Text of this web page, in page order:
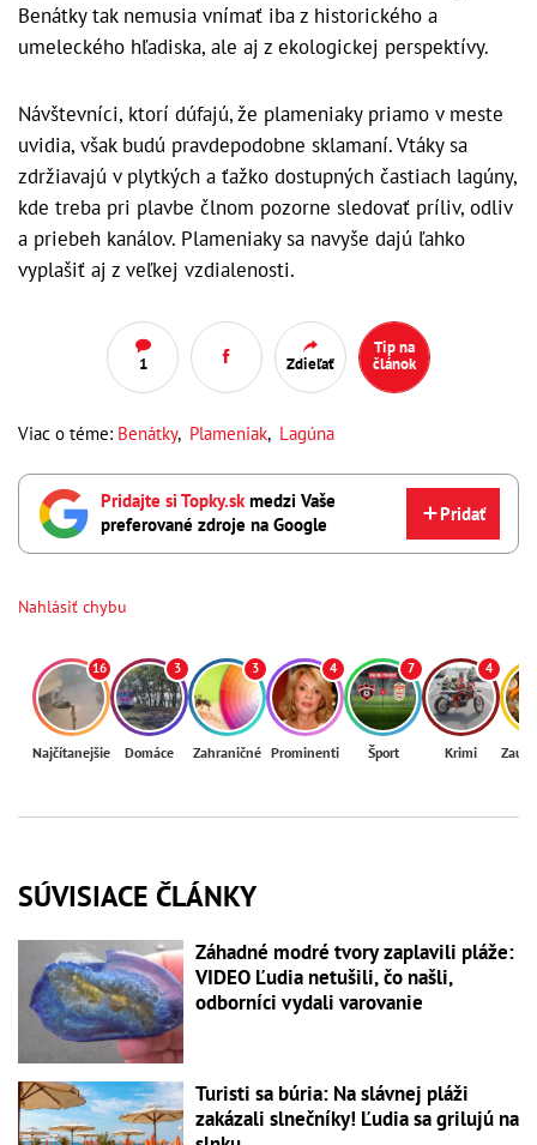
Benátky tak nemusia vnímať iba z historického a
umeleckého hľadiska, ale aj z ekologickej perspektívy.
Návštevníci, ktorí dúfajú, že plameniaky priamo v meste
uvidia, však budú pravdepodobne sklamaní. Vtáky sa
zdržiavajú v plytkých a ťažko dostupných častiach lagúny,
kde treba pri plavbe člnom pozorne sledovať príliv, odliv
a priebeh kanálov. Plameniaky sa navyše dajú ľahko
vyplašiť aj z veľkej vzdialenosti.
1 Zdieľať
Tip na
článok
Viac o téme: Benátky, Plameniak, Lagúna
Pridajte si Topky.skmedzi Vaše
preferované zdroje na Google
Pridať
Nahlásiť chybu
16
Najčítanejšie
3
Domáce
3
Zahraničné
4
Prominenti
7
Šport
4
Krimi
SÚVISIACE ČLÁNKY
Záhadné modré tvory zaplavili pláže:
VIDEO Ľudia netušili, čo našli,
odborníci vydali varovanie
Turisti sa búria: Na slávnej pláži
zakázali slnečníky! Ľudia sa grilujú na